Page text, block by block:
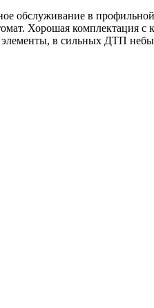
обслуживание в
Хорошая комплектация
в сильных ДТП